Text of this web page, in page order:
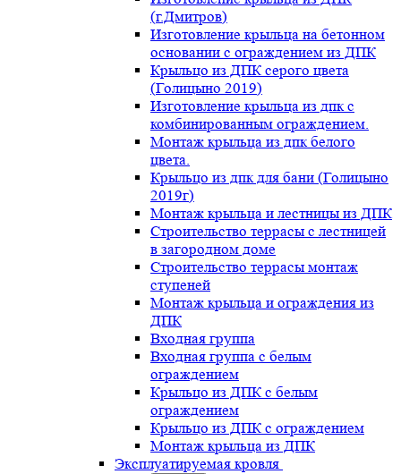
(г.Дмитров)
Изготовление крыльца на бетонном
основании с ограждением из ДПК
Крыльцо из ДПК серого цвета
(Голицыно 2019)
Изготовление крыльца из дпк с
комбинированным ограждением.
Монтаж крыльца из дпк белого
цвета.
Крыльцо из дпк для бани (Голицыно
2019г)
Монтаж крыльца и лестницы из ДПК
Строительство террасы с лестницей
в загородном доме
Строительство террасы монтаж
ступеней
Монтаж крыльца и ограждения из
ДПК
Входная группа
Входная группа с белым
ограждением
Крыльцо из ДПК с белым
ограждением
Крыльцо из ДПК с ограждением
Монтаж крыльца из ДПК
Эксплуатируемая кровля